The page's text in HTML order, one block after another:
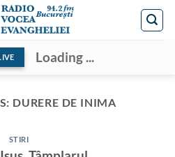
Loading ...
DURERE DE INIMA
STIRI